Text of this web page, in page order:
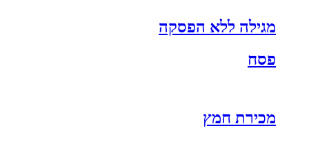
מגילה ללא הפסקה
פסח
מכירת חמץ